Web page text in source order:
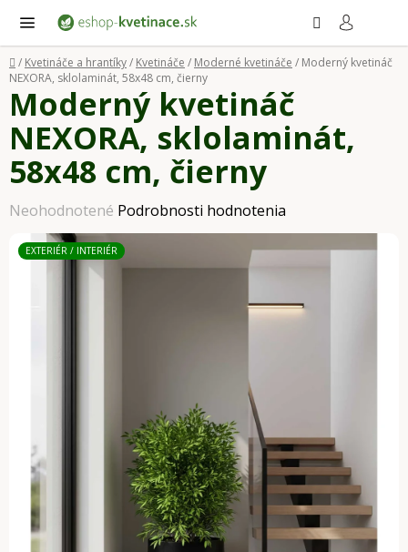
obsah
Domov
/ Kvetináče a hrantíky/ Kvetináče / Moderné kvetináče / Moderný kvetináč
NEXORA, sklolaminát, 58x48 cm, čierny
Moderný kvetináč
NEXORA, sklolaminát,
58x48 cm, čierny
Priemerné
hodnotenie
produktu
Neohodnotené Podrobnosti hodnotenia
EXTERIÉR / INTERIÉR